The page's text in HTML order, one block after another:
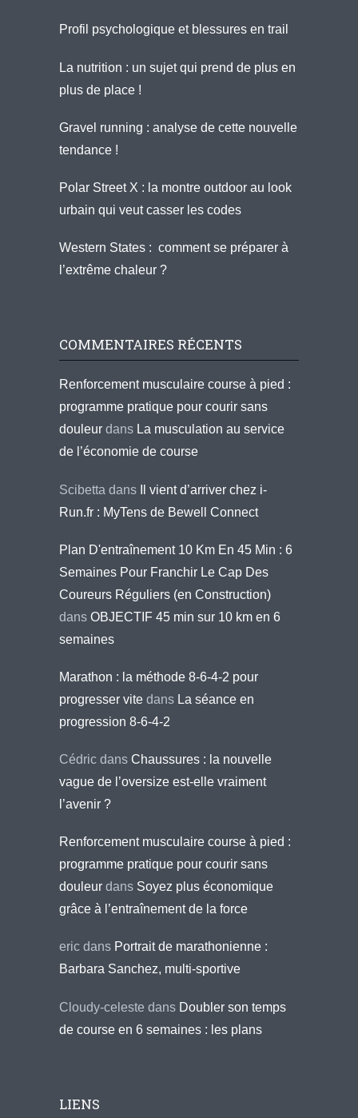
Profil psychologique et blessures en trail
La nutrition : un sujet qui prend de plus en
plus de place !
Gravel running : analyse de cette nouvelle
tendance !
Polar Street X : la montre outdoor au look
urbain qui veut casser les codes
Western States : comment se préparer à
l’extrême chaleur ?
COMMENTAIRES RÉCENTS
Renforcement musculaire course à pied :
programme pratique pour courir sans
douleur dans La musculation au service
de l’économie de course
Scibetta dans
Il vient d’arriver chez i-
Run.fr : MyTens de Bewell Connect
Plan D'entraînement 10 Km En 45 Min : 6
Semaines Pour Franchir Le Cap Des
Coureurs Réguliers (en Construction)
dans OBJECTIF 45 min sur 10 km en 6
semaines
Marathon : la méthode 8-6-4-2 pour
progresser vite dans La séance en
progression 8-6-4-2
Cédric dans Chaussures : la nouvelle
vague de l’oversize est-elle vraiment
l’avenir ?
Renforcement musculaire course à pied :
programme pratique pour courir sans
douleur dans Soyez plus économique
grâce à l’entraînement de la force
eric dans Portrait de marathonienne :
Barbara Sanchez, multi-sportive
Cloudy-celeste dans Doubler son temps
de course en 6 semaines : les plans
LIENS